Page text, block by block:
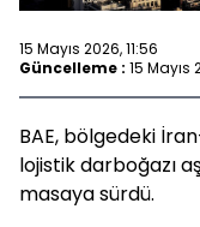
15 Mayıs 2026, 11:56
Güncelleme : 15 Mayıs
BAE, bölgedeki
lojistik darboğazı
masaya sürdü.